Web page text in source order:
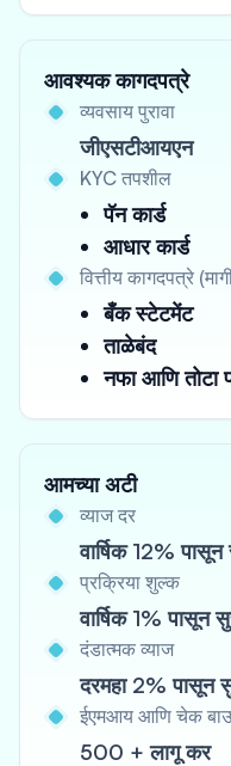
आवश्यक कागदपत्रे
व्यवसाय पुरावा
जीएसटीआयएन
KYC तपशील
पॅन कार्ड
आधार कार्ड
वित्तीय कागदपत्रे
बँक स्टेटमेंट
ताळेबंद
नफा आणि तोटा
आमच्या अटी
व्याज दर
वार्षिक 12%
प्रक्रिया शुल्क
वार्षिक 1% पासून
दंडात्मक व्याज
दरमहा 2% पासून
ईएमआय आणि चेक
500 + लागू कर